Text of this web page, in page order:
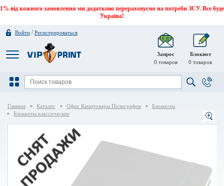
1% від кожного замовлення ми додатково перераховуємо на потреби ЗСУ. Все буде
Україна!
Войти /Регистрироваться
Запрос
0 товаров
Блокнот
0 товаров
Главная Каталог Офис Канцтовары Полиграфия
Блокноты
Блокноты классические